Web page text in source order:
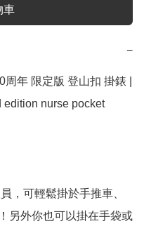
車
−
年 限定版 登山扣 掛錶 |
edition nurse pocket
，可輕鬆掛於手推車、
另外你也可以掛在手袋或